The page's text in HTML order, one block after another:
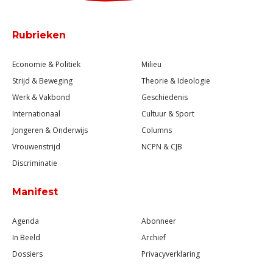
Rubrieken
Economie & Politiek
Strijd & Beweging
Werk & Vakbond
Internationaal
Jongeren & Onderwijs
Vrouwenstrijd
Discriminatie
Milieu
Theorie & Ideologie
Geschiedenis
Cultuur & Sport
Columns
NCPN & CJB
Manifest
Agenda
In Beeld
Dossiers
Abonneer
Archief
Privacyverklaring